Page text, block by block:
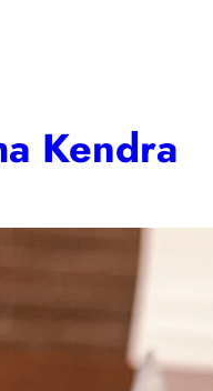
Kendra